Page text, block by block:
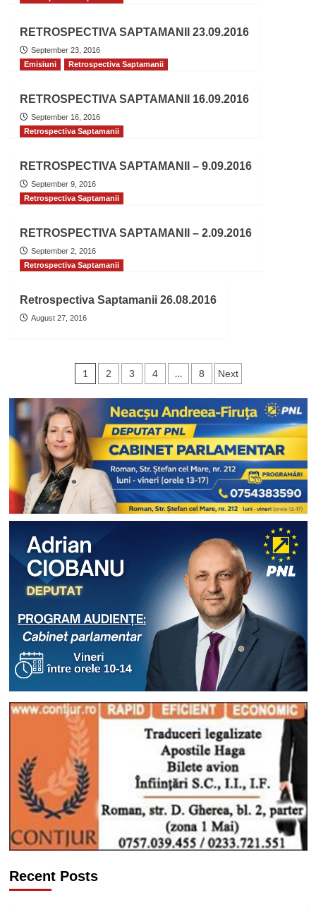
RETROSPECTIVA SAPTAMANII 23.09.2016
September 23, 2016
Emisiuni
Retrospectiva Saptamanii
RETROSPECTIVA SAPTAMANII 16.09.2016
September 16, 2016
Retrospectiva Saptamanii
RETROSPECTIVA SAPTAMANII – 9.09.2016
September 9, 2016
Retrospectiva Saptamanii
RETROSPECTIVA SAPTAMANII – 2.09.2016
September 2, 2016
Retrospectiva Saptamanii
Retrospectiva Saptamanii 26.08.2016
August 27, 2016
Posts
pagination
1 2 3 4 … 8 Next
Recent Posts